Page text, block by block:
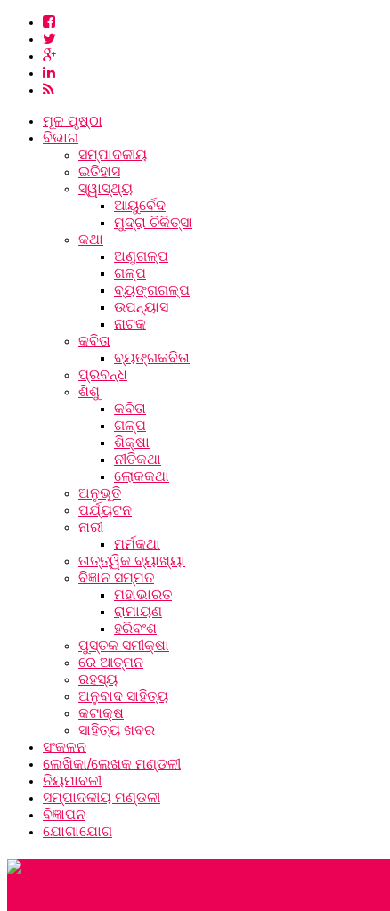
ମୂଳ ପୃଷ୍ଠା
ବିଭାଗ
ସମ୍ପାଦକୀୟ
ଇତିହାସ
ସ୍ୱାସ୍ଥ୍ୟ
ଆୟୁର୍ବେଦ
ମୁଦ୍ରା ଚିକିତ୍ସା
କଥା
ଅଣୁଗଳ୍ପ
ଗଳ୍ପ
ବ୍ୟଙ୍ଗଗଳ୍ପ
ଉପନ୍ୟାସ
ନାଟକ
କବିତା
ବ୍ୟଙ୍ଗକବିତା
ପ୍ରବନ୍ଧ
ଶିଶୁ
କବିତା
ଗଳ୍ପ
ଶିକ୍ଷା
ନୀତିକଥା
ଲୋକକଥା
ଅନୁଭୂତି
ପର୍ଯ୍ୟଟନ
ନାରୀ
ମର୍ମକଥା
ତାତ୍ତ୍ୱିକ ବ୍ୟାଖ୍ୟା
ବିଜ୍ଞାନ ସମ୍ମତ
ମହାଭାରତ
ରାମାୟଣ
ହରିବଂଶ
ପୁସ୍ତକ ସମୀକ୍ଷା
ରେ ଆତ୍ମନ
ରହସ୍ୟ
ଅନୁବାଦ ସାହିତ୍ୟ
କଟାକ୍ଷ
ସାହିତ୍ୟ ଖବର
ସଂକଳନ
ଲେଖିକା/ଲେଖକ ମଣ୍ଡଳୀ
ନିୟମାବଳୀ
ସମ୍ପାଦକୀୟ ମଣ୍ଡଳୀ
ବିଜ୍ଞାପନ
ଯୋଗାଯୋଗ